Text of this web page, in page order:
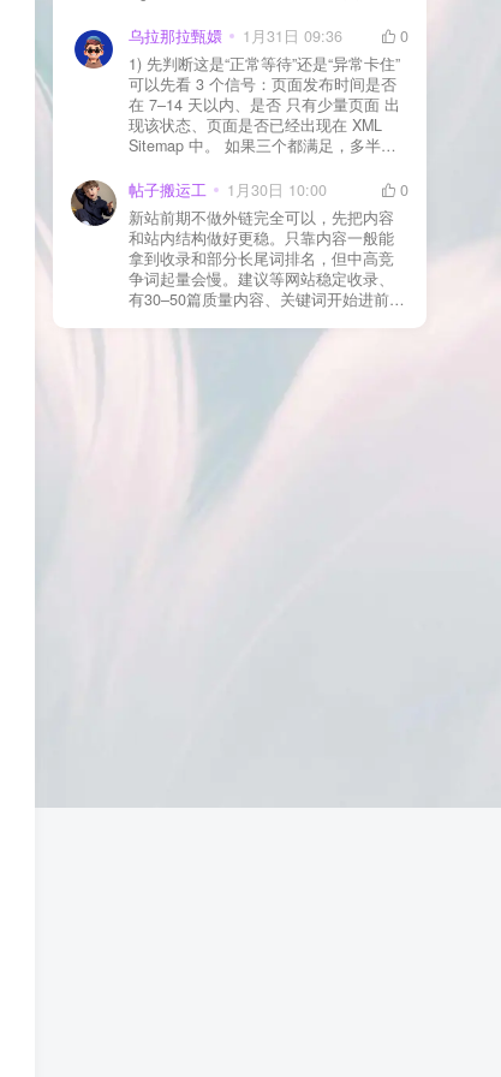
全插件） 检查是否启用了“缓存结账页/接
口路径”（结账页和回调接口不应缓存）
看服务器错误日志是否有 500/致命错误
导致回调执行中断 解决方案： 放行 wp-
json、wc-api、支付网关回调 URL（按网
关文档配置） 关闭结账页的缓存与 JS
合并压缩测试一次 若使用 Cloudflare：
则
乌拉那拉甄嬛 1月31日 09:36
0
1) 先判断这是“正常等待”还是“异常卡住”
可以先看 3 个信号：页面发布时间是否
在 7–14 天以内、是否 只有少量页面 出
现该状态、页面是否已经出现在 XML
Sitemap 中。 如果三个都满足，多半属
手。 2) 什么情况下“等”是没用的？ 以下
情况基本不会靠时间自动解决：页面几
乎没有内链（孤立页）、内容与站内已
有页面高度相似、canonical 指向了别的
URL、同一主题短时间发布太多相似文
章。 这种情况下，Google 已经抓取，但
判断“当前不值得进入索引”。 3) 最有效
的人工干预方式（不折腾） 优先做这 3
件事：加内链、从相关旧文章或栏目页
3 段直接回答用户问题，避免铺垫太多，
确认 canonical 为自指，避免被判定为重
帖子搬运工 1月30日 10:00
0
新站前期不做外链完全可以，先把内容
和站内结构做好更稳。只靠内容一般能
拿到收录和部分长尾词排名，但中高竞
争词起量会慢。建议等网站稳定收录、
有30–50篇质量内容、关键词开始进前
链/引用型，别一上来追数量。👍